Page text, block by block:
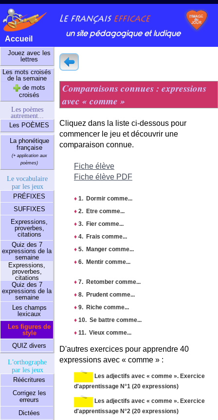
un site pédagogique et ludique
Accueil
Jouez avec les
lettres
Les mots croisés
de la semaine
de mots
croisés
Les poèmes
autrement...
Les POÈMES
La phonétique
française
(+ application aux
poèmes)
Le vocabulaire
par les jeux
PRÉFIXES
SUFFIXES
Expressions,
proverbes,
citations
Quiz des 7
expressions de la
semaine
Expressions,
proverbes,
citations
Quiz des 7
expressions de la
semaine
Les champs
lexicaux
Les figures de
style
QUIZ divers
L'orthographe
par les jeux
Réécritures
Corrigez les
erreurs
Dictées
Comparaisons connues : expressions
avec « comme »
Cliquez dans la liste ci-dessous pour
commencer le jeu et découvrir une
comparaison connue.
Fiche élève
Fiche élève PDF
♦ 1. Dormir comme...
♦ 2. Etre comme...
♦ 3. Fier comme...
♦ 4. Frais comme...
♦ 5. Manger comme...
♦ 6. Mentir comme...
♦ 7. Retomber comme...
♦ 8. Prudent comme...
♦ 9. Riche comme...
♦ 10. Se battre comme...
♦ 11. Vieux comme...
D'autres exercices pour apprendre 40
expressions avec « comme » :
Les adjectifs avec « comme ». Exercice
d'apprentissage N°1 (20 expressions)
Les adjectifs avec « comme ». Exercice
d'apprentissage N°2 (20 expressions)